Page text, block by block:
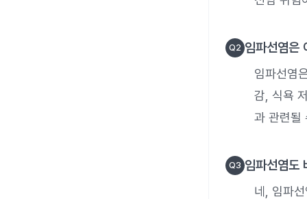
Q2 임파선염은
임파선염
감, 식욕
과 관련될
Q3 임파선염도
네, 임파